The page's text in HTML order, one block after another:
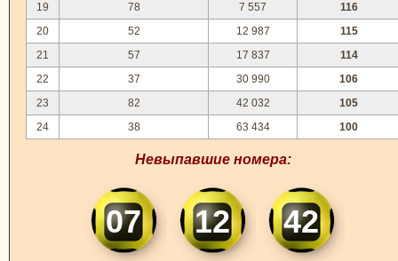
19
78 7 557
116
20
52 12 987
115
21
57 17 837
114
22
37 30 990
106
23
82 42 032
105
24
38 63 434 100
Невыпавшие номера:
07 12 42